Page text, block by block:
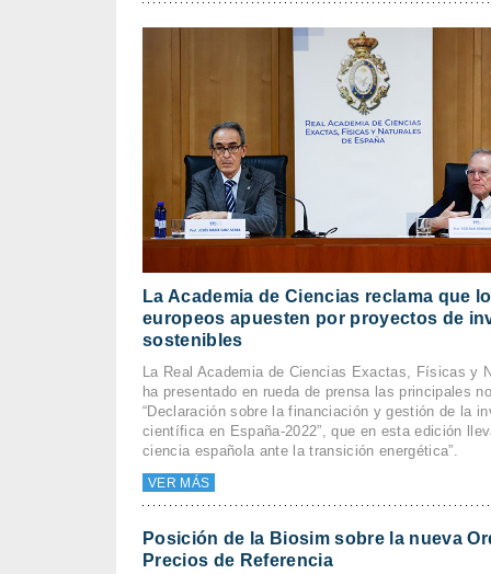
La Academia de Ciencias reclama que
europeos apuesten por proyectos de
sostenibles
La Real Academia de Ciencias Exactas, Físicas y
ha presentado en rueda de prensa las principales
“Declaración sobre la financiación y gestión de la
científica en España-2022”, que en esta edición
ciencia española ante la transición energética”.
VER MÁS
Posición de la Biosim sobre la nueva
Precios de Referencia